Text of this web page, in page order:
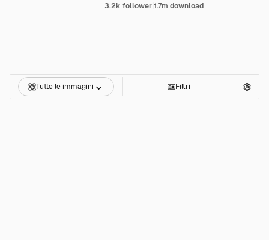
3.2k follower|1.7m download
Tutte le immagini Filtri